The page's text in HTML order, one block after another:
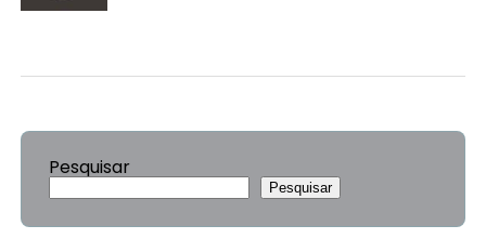
Pesquisar
Pesquisar